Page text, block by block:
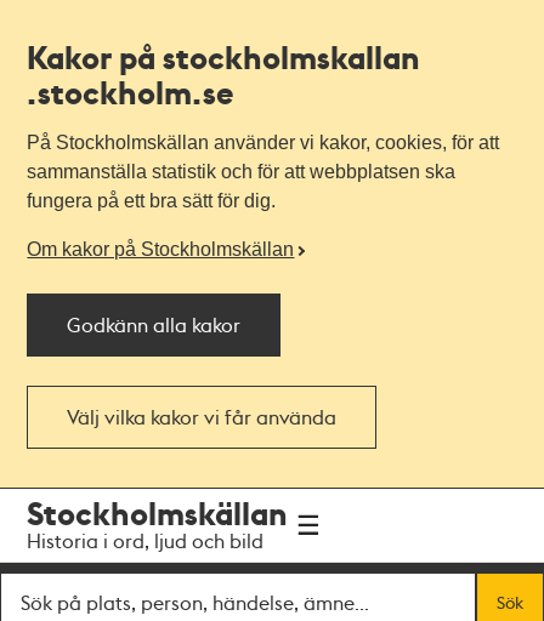
Kakor på stockholmskallan
.stockholm.se
På Stockholmskällan använder vi kakor, cookies, för att
sammanställa statistik och för att webbplatsen ska
fungera på ett bra sätt för dig.
Om kakor på Stockholmskällan
Godkänn alla kakor
Välj vilka kakor vi får använda
navigationen
huvudinnehållet
Stockholmskällan
Historia i ord, ljud och bild
Sök